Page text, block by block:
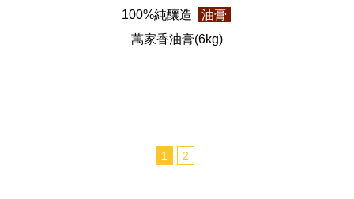
100%純釀造
油膏
萬家香油膏(6kg)
1 2